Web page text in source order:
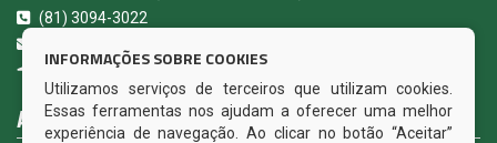
(81) 3094-3022
Jaboatão dos Guararapes - PE
ACESSE NOSSOS SERVIÇOS
INFORMAÇÕES SOBRE COOKIES
Utilizamos serviços de terceiros que utilizam cookies.
Essas ferramentas nos ajudam a oferecer uma melhor
experiência de navegação. Ao clicar no botão “Aceitar”